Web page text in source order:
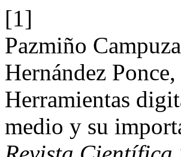
[1]
Pazmiño
Hernández
Herramientas
medio y su